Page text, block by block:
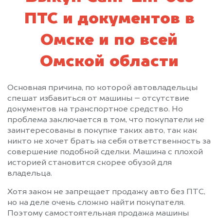
ПТС и документов в
Омске и по всей
Омской области
Основная причина, по которой автовладельцы
спешат избавиться от машины – отсутствие
документов на транспортное средство. Но
проблема заключается в том, что покупатели не
заинтересованы в покупке таких авто, так как
никто не хочет брать на себя ответственность за
совершение подобной сделки. Машина с плохой
историей становится скорее обузой для
владельца.
Хотя закон не запрещает продажу авто без ПТС,
но на деле очень сложно найти покупателя.
Поэтому самостоятельная продажа машины